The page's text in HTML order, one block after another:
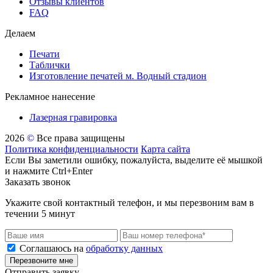
FAQ
Делаем
Печати
Таблички
Изготовление печатей м. Водный стадион
Рекламное нанесение
Лазерная гравировка
2026 © Все права защищены
Политика конфиденциальности Карта сайта
Если Вы заметили ошибку, пожалуйста, выделите её мышкой
и нажмите Ctrl+Enter
Заказать звонок
Укажите свой контактный телефон, и мы перезвоним вам в
течении 5 минут
Соглашаюсь на обработку данных
Перезвоните мне